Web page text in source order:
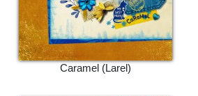
Caramel (Larel)